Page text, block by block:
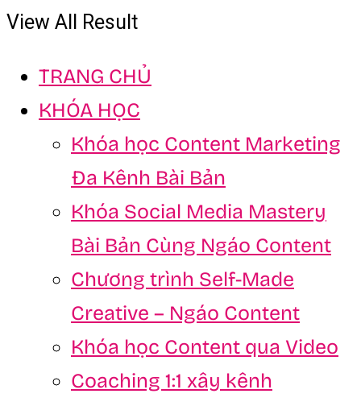
View All Result
TRANG CHỦ
KHÓA HỌC
Khóa học Content Marketing
Đa Kênh Bài Bản
Khóa Social Media Mastery
Bài Bản Cùng Ngáo Content
Chương trình Self-Made
Creative – Ngáo Content
Khóa học Content qua Video
Coaching 1:1 xây kênh